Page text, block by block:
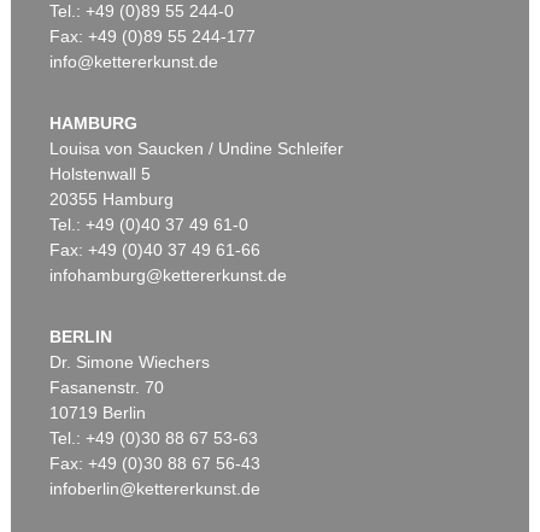
Tel.: +49 (0)89 55 244-0
Fax: +49 (0)89 55 244-177
info@kettererkunst.de
HAMBURG
Louisa von Saucken / Undine Schleifer
Holstenwall 5
20355 Hamburg
Tel.: +49 (0)40 37 49 61-0
Fax: +49 (0)40 37 49 61-66
infohamburg@kettererkunst.de
BERLIN
Dr. Simone Wiechers
Fasanenstr. 70
10719 Berlin
Tel.: +49 (0)30 88 67 53-63
Fax: +49 (0)30 88 67 56-43
infoberlin@kettererkunst.de